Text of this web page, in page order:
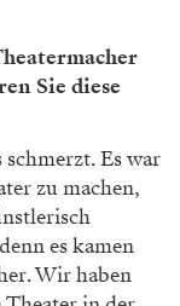
Sie diese
schmerzt. Es war
zu machen,
risch
denn es kamen
Wir haben